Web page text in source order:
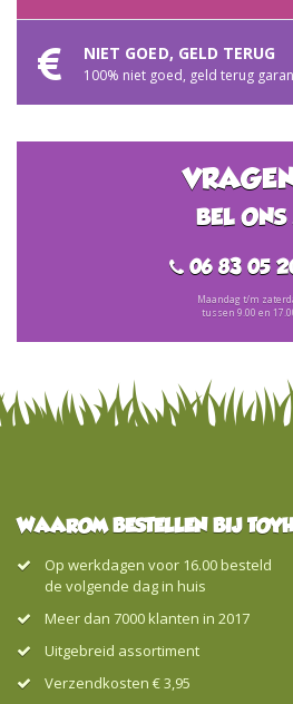
NIET GOED, GELD TERUG
100% niet goed, geld terug
BEL
06 83 05
Maandag t/m
tussen 9.00 en
WAAROM BESTELLEN BIJ
Op werkdagen voor 16.00 besteld
de volgende dag in huis
Meer dan 7000 klanten in 2017
Uitgebreid assortiment
Verzendkosten € 3,95